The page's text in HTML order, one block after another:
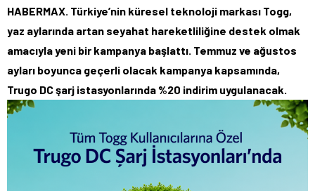
HABERMAX. Türkiye’nin küresel teknoloji markası Togg,
yaz aylarında artan seyahat hareketliliğine destek olmak
amacıyla yeni bir kampanya başlattı. Temmuz ve ağustos
ayları boyunca geçerli olacak kampanya kapsamında,
Trugo DC şarj istasyonlarında %20 indirim uygulanacak.